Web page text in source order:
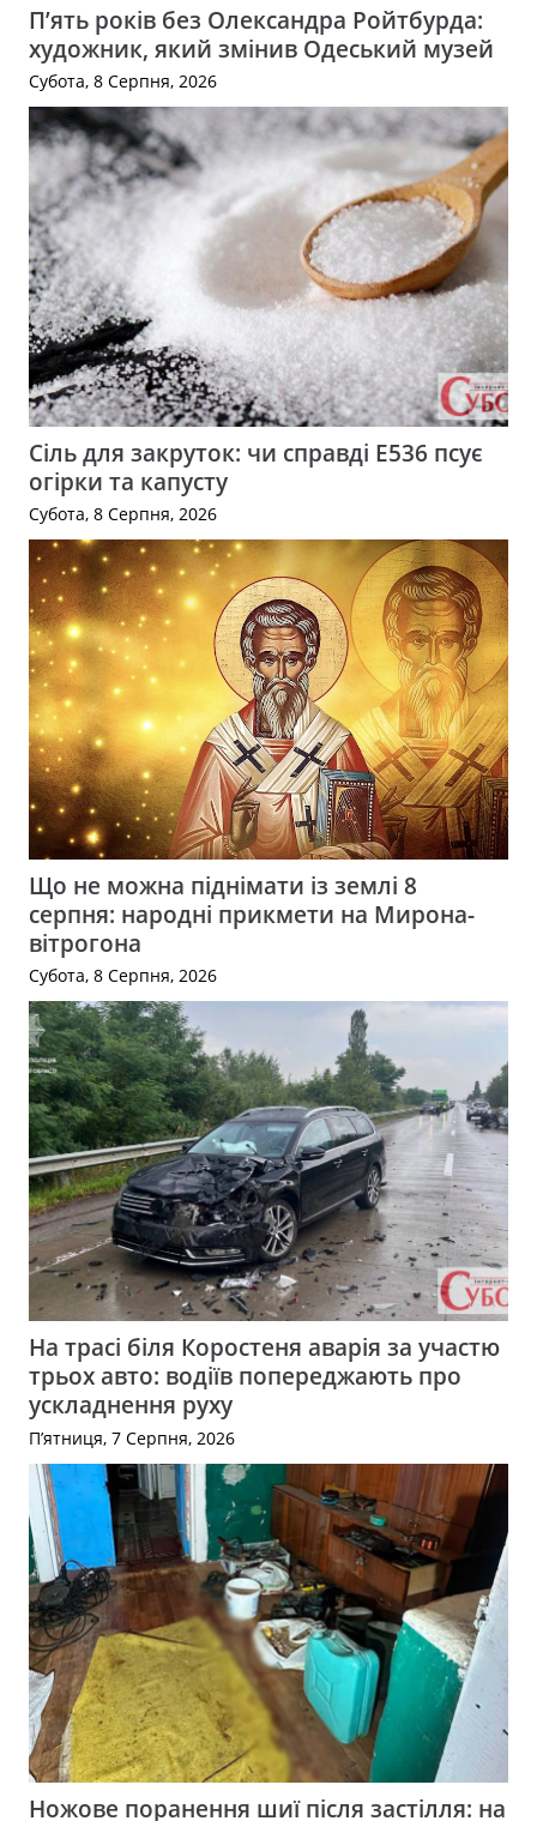
П’ять років без Олександра Ройтбурда:
художник, який змінив Одеський музей
Субота, 8 Серпня, 2026
Сіль для закруток: чи справді Е536 псує
огірки та капусту
Субота, 8 Серпня, 2026
Що не можна піднімати із землі 8
серпня: народні прикмети на Мирона-
вітрогона
Субота, 8 Серпня, 2026
На трасі біля Коростеня аварія за участю
трьох авто: водіїв попереджають про
ускладнення руху
П’ятниця, 7 Серпня, 2026
Ножове поранення шиї після застілля: на